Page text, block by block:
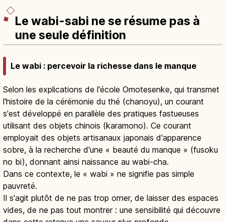
Le wabi-sabi ne se résume pas à
une seule définition
Le wabi : percevoir la richesse dans le manque
Selon les explications de l'école Omotesenke, qui transmet
l'histoire de la cérémonie du thé (chanoyu), un courant
s'est développé en parallèle des pratiques fastueuses
utilisant des objets chinois (karamono). Ce courant
employait des objets artisanaux japonais d'apparence
sobre, à la recherche d'une « beauté du manque » (fusoku
no bi), donnant ainsi naissance au wabi-cha.
Dans ce contexte, le « wabi » ne signifie pas simple
pauvreté.
Il s'agit plutôt de ne pas trop orner, de laisser des espaces
vides, de ne pas tout montrer : une sensibilité qui découvre